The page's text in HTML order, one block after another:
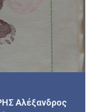
Αλέξανδρος